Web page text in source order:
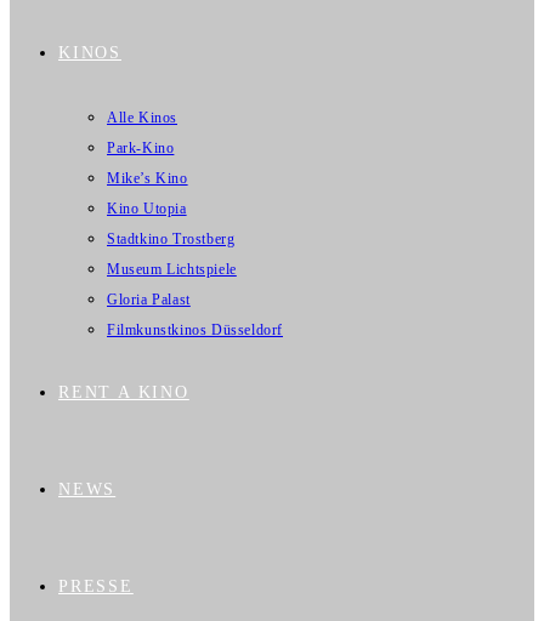
KINOS
Alle Kinos
Park-Kino
Mike’s Kino
Kino Utopia
Stadtkino Trostberg
Museum Lichtspiele
Gloria Palast
Filmkunstkinos Düsseldorf
RENT A KINO
NEWS
PRESSE